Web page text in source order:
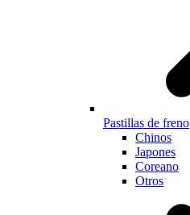
Pastillas de freno
Chinos
Japones
Coreano
Otros